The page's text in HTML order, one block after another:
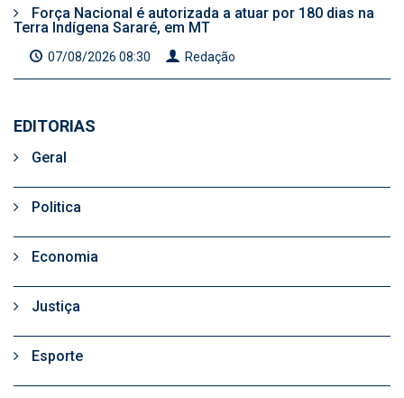
Força Nacional é autorizada a atuar por 180 dias na
Terra Indígena Sararé, em MT
07/08/2026 08:30 Redação
EDITORIAS
Geral
Politica
Economia
Justiça
Esporte